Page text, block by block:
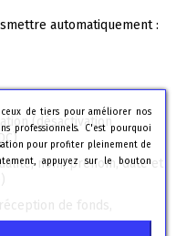
de tiers pour améliorer nos
professionnels. C'est pourquoi
pour profiter pleinement de
appuyez sur le bouton
automatiquement :
(désactivation
nom, prénom, date et
de fonds,